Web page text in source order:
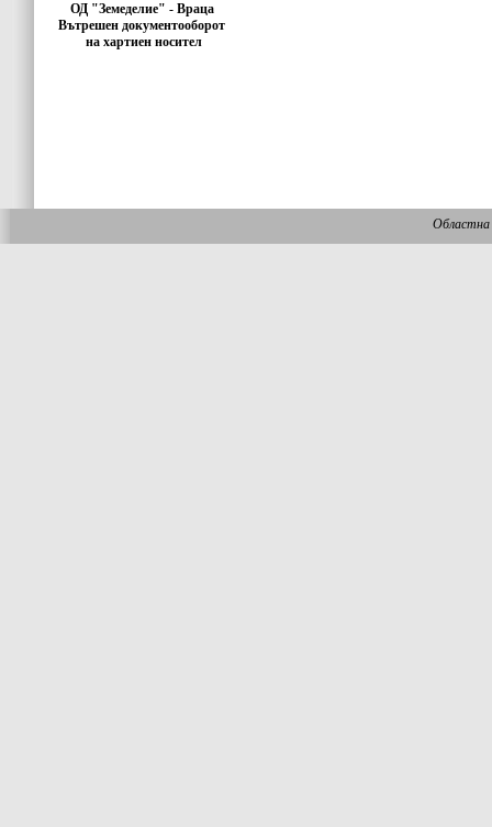
ОД "Земеделие" - Враца
Вътрешен документооборот
на хартиен носител
Областна